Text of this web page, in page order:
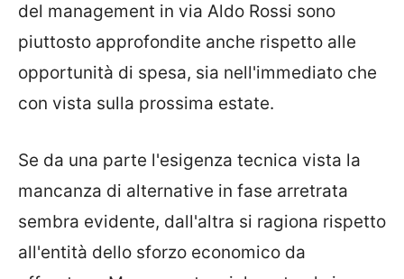
del management in via Aldo Rossi sono
piuttosto approfondite anche rispetto alle
opportunità di spesa, sia nell'immediato che
con vista sulla prossima estate.
Se da una parte l'esigenza tecnica vista la
mancanza di alternative in fase arretrata
sembra evidente, dall'altra si ragiona rispetto
all'entità dello sforzo economico da